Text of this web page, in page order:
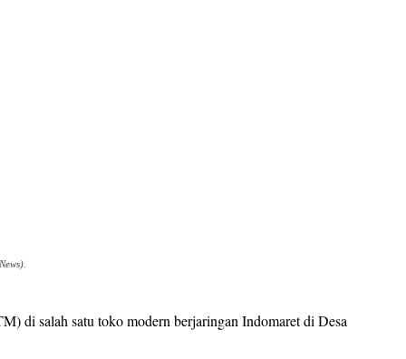
di salah satu toko modern berjaringan Indomaret di Desa